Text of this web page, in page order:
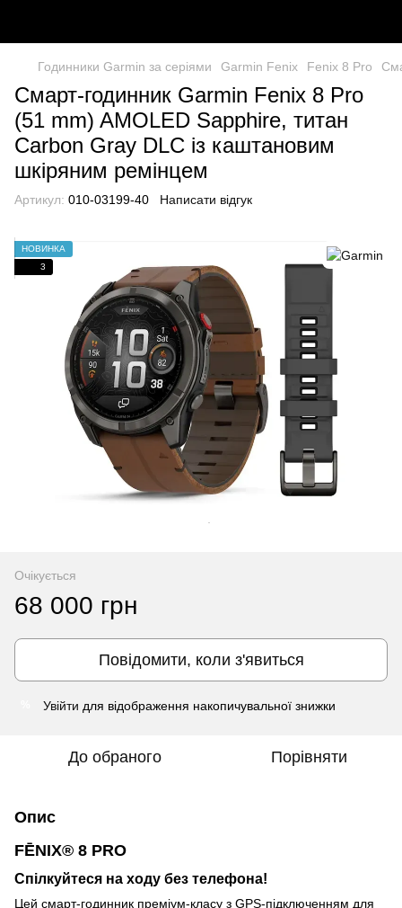
Годинники Garmin за серіями Garmin Fenix Fenix 8 Pro
Смарт-годинник Garmin Fenix 8 Pro
(51 mm) AMOLED Sapphire, титан
Carbon Gray DLC із каштановим
шкіряним ремінцем
Артикул: 010-03199-40 Написати відгук
НОВИНКА
3
Очікується
68 000 грн
Повідомити, коли з'явиться
Увійти для відображення накопичувальної знижки
До обраного Порівняти
Опис
FĒNIX® 8 PRO
Спілкуйтеся на ходу без телефона!
Цей смарт-годинник преміум-класу з GPS-підключенням для